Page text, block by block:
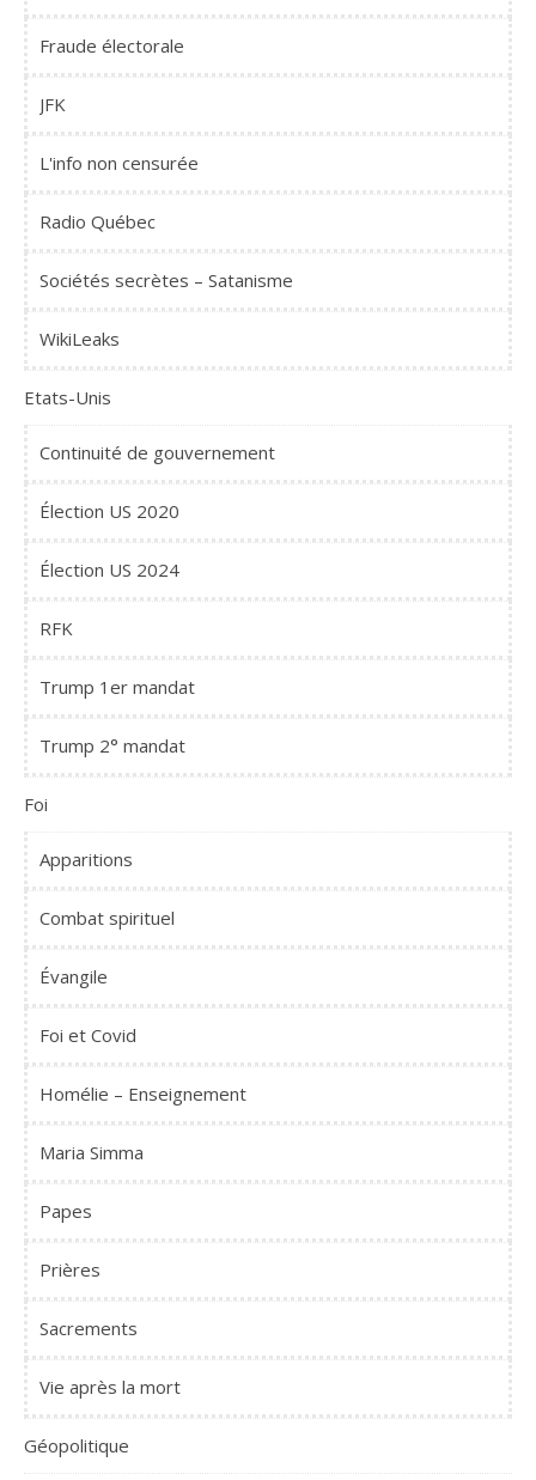
Fraude électorale
JFK
L'info non censurée
Radio Québec
Sociétés secrètes – Satanisme
WikiLeaks
Etats-Unis
Continuité de gouvernement
Élection US 2020
Élection US 2024
RFK
Trump 1er mandat
Trump 2° mandat
Foi
Apparitions
Combat spirituel
Évangile
Foi et Covid
Homélie – Enseignement
Maria Simma
Papes
Prières
Sacrements
Vie après la mort
Géopolitique